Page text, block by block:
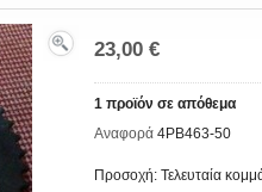
23,00 €
1 προϊόν σε απόθεμα
Αναφορά 4PB463-50
Προσοχή: Τελευταία